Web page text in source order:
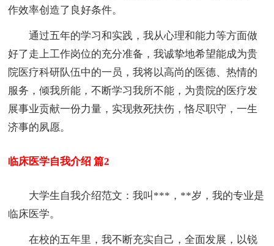
作效率创造了良好条件。
通过五年的学习和实践，我从心理和能力等方面做
好了走上工作岗位的充分准备，我诚挚地希望能成为贵
院医疗科研队伍中的一员，我将以高尚的医德、热情的
服务，倾我所能，不断学习我所不能，为贵院的医疗发
展事业贡献一份力量，实现救死扶伤，恪尽职守，一生
济事的夙愿。
临床医学自我介绍 篇2
大学生自我介绍范文：我叫***，**岁，我的专业是
临床医学。
在校的五年里，我不断充实自己，全面发展，以锐